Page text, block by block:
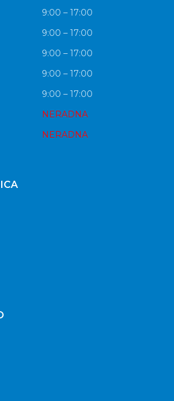
9:00 – 17:00
9:00 – 17:00
9:00 – 17:00
9:00 – 17:00
9:00 – 17:00
NERADNA
NERADNA